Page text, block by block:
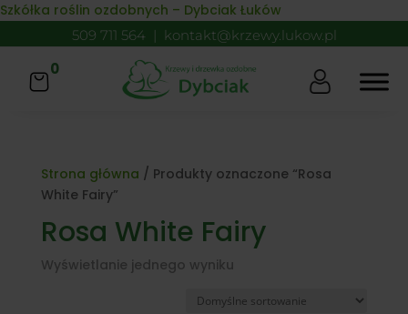
Skip to content
Szkółka roślin ozdobnych – Dybciak Łuków
509 711 564 | kontakt@krzewy.lukow.pl
0
Strona główna / Produkty oznaczone “Rosa
White Fairy”
Rosa White Fairy
Wyświetlanie jednego wyniku